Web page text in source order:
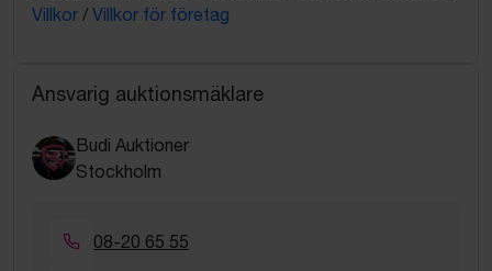
Villkor / Villkor för företag
Ansvarig auktionsmäklare
Budi Auktioner
Stockholm
08-20 65 55